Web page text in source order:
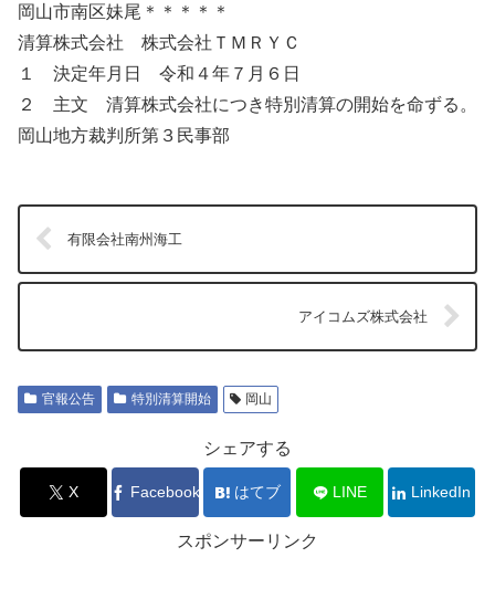
岡山市南区妹尾＊＊＊＊＊
清算株式会社 株式会社ＴＭＲＹＣ
１ 決定年月日 令和４年７月６日
２ 主文 清算株式会社につき特別清算の開始を命ずる。
岡山地方裁判所第３民事部
有限会社南州海工
アイコムズ株式会社
官報公告 特別清算開始 岡山
シェアする
X Facebook はてブ LINE LinkedIn
スポンサーリンク